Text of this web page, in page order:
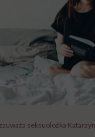
seksuolożka